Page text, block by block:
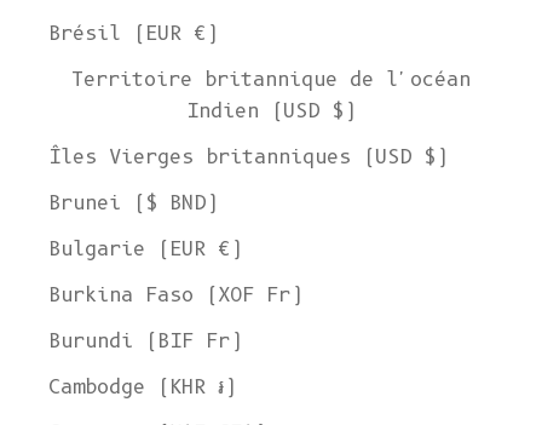
Brésil (EUR €)
Territoire britannique de l'océan
Indien (USD $)
Îles Vierges britanniques (USD $)
Brunei ($ BND)
Bulgarie (EUR €)
Burkina Faso (XOF Fr)
Burundi (BIF Fr)
Cambodge (KHR ៛)